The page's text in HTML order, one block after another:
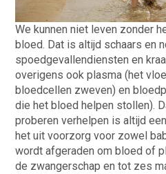
We kunnen niet leven zonder
bloed. Dat is altijd schaars en
spoedgevallendiensten en
overigens ook plasma (het
bloedcellen zweven) en
die het bloed helpen stollen).
proberen verhelpen is altijd
het uit voorzorg voor zowel
wordt afgeraden om bloed of
de zwangerschap en tot zes